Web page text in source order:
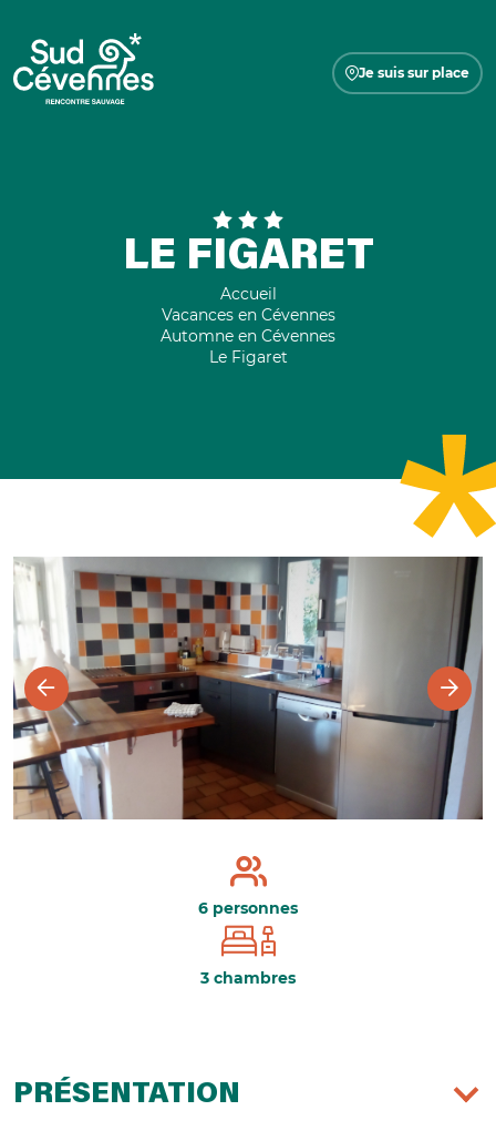
Je suis sur place
LE FIGARET
Accueil
Vacances en Cévennes
Automne en Cévennes
Le Figaret
6 personnes
3 chambres
PRÉSENTATION